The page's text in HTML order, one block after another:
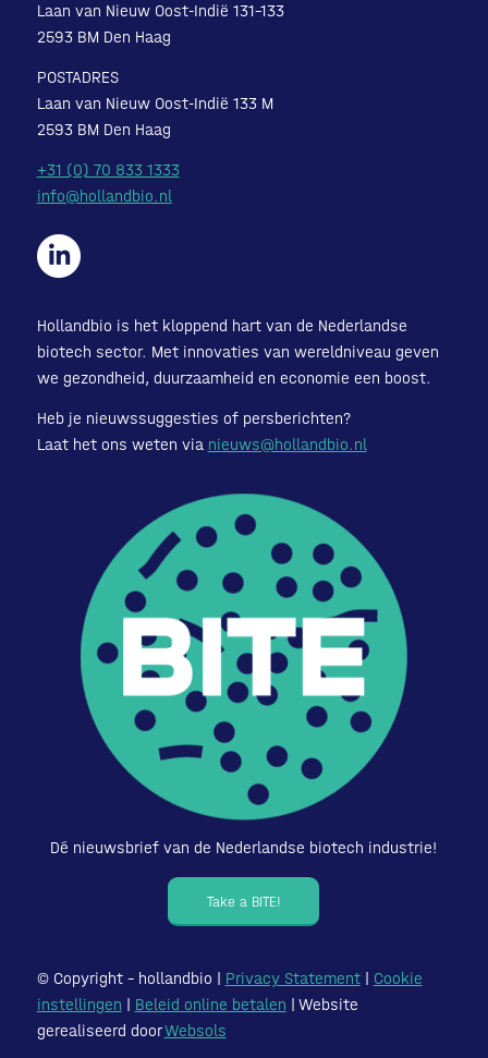
Laan van Nieuw Oost-Indië 131-133
2593 BM Den Haag
POSTADRES
Laan van Nieuw Oost-Indië 133 M
2593 BM Den Haag
+31 (0) 70 833 1333
info@hollandbio.nl
Hollandbio is het kloppend hart van de Nederlandse
biotech sector. Met innovaties van wereldniveau geven
we gezondheid, duurzaamheid en economie een boost.
Heb je nieuwssuggesties of persberichten?
Laat het ons weten via nieuws@hollandbio.nl
Dé nieuwsbrief van de Nederlandse biotech industrie!
Take a BITE!
© Copyright – hollandbio | Privacy Statement| Cookie
instellingen | Beleid online betalen | Website
gerealiseerd doorWebsols